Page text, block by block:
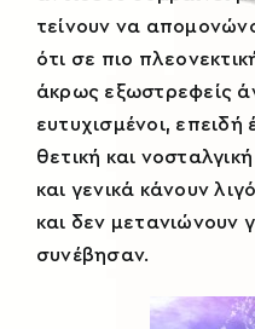
τείνουν να
ότι σε πιο
άκρως εξωστρεφείς
ευτυχισμένοι,
θετική και
και γενικά κάνουν
και δεν μετανιώνουν
συνέβησαν.